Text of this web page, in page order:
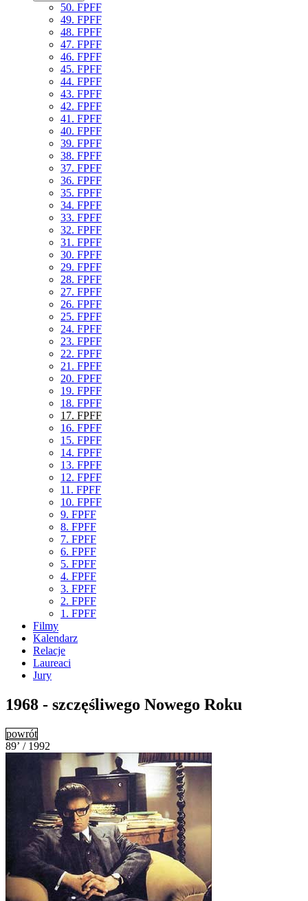
50. FPFF
49. FPFF
48. FPFF
47. FPFF
46. FPFF
45. FPFF
44. FPFF
43. FPFF
42. FPFF
41. FPFF
40. FPFF
39. FPFF
38. FPFF
37. FPFF
36. FPFF
35. FPFF
34. FPFF
33. FPFF
32. FPFF
31. FPFF
30. FPFF
29. FPFF
28. FPFF
27. FPFF
26. FPFF
25. FPFF
24. FPFF
23. FPFF
22. FPFF
21. FPFF
20. FPFF
19. FPFF
18. FPFF
17. FPFF
16. FPFF
15. FPFF
14. FPFF
13. FPFF
12. FPFF
11. FPFF
10. FPFF
9. FPFF
8. FPFF
7. FPFF
6. FPFF
5. FPFF
4. FPFF
3. FPFF
2. FPFF
1. FPFF
Filmy
Kalendarz
Relacje
Laureaci
Jury
1968 - szczęśliwego Nowego Roku
powrót
89’ / 1992